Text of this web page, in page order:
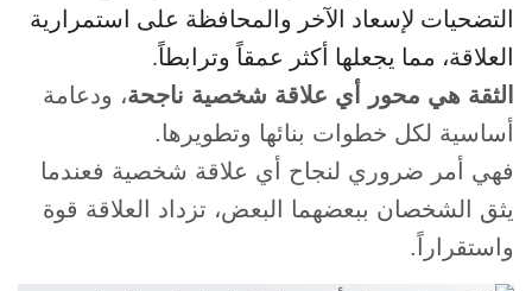
التضحيات لإسعاد الآخر والمحافظة على استمرارية
العلاقة، مما يجعلها أكثر عمقاً وترابطاً.
الثقة هي محور أي علاقة شخصية ناجحة، ودعامة
أساسية لكل خطوات بنائها وتطويرها.
فهي أمر ضروري لنجاح أي علاقة شخصية فعندما
يثق الشخصان ببعضهما البعض، تزداد العلاقة قوة
واستقراراً.